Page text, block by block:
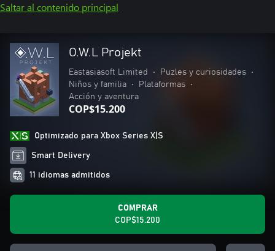
Saltar al contenido principal
O.W.L Projekt
Eastasiasoft Limited • Puzles y curiosidades
•
Niños y familia
• Plataformas
•
Acción y aventura
COP$15.200
Optimizado para Xbox Series X|S
Smart Delivery
11 idiomas admitidos
COMPRAR
COP$15.200